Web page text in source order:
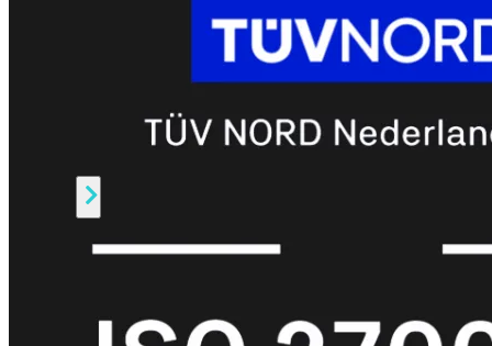
FortiWiFi
FortiWiFi
FortiWiFi
Licenties
FortiCare